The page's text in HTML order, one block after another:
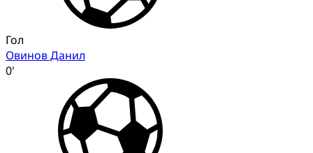
Гол
Овинов Данил
0'